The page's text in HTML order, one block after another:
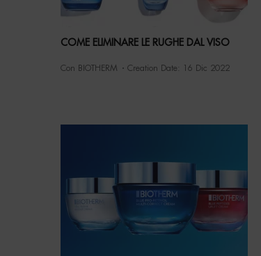
COME ELIMINARE LE RUGHE DAL VISO
Con BIOTHERM Creation Date: 16 Dic 2022